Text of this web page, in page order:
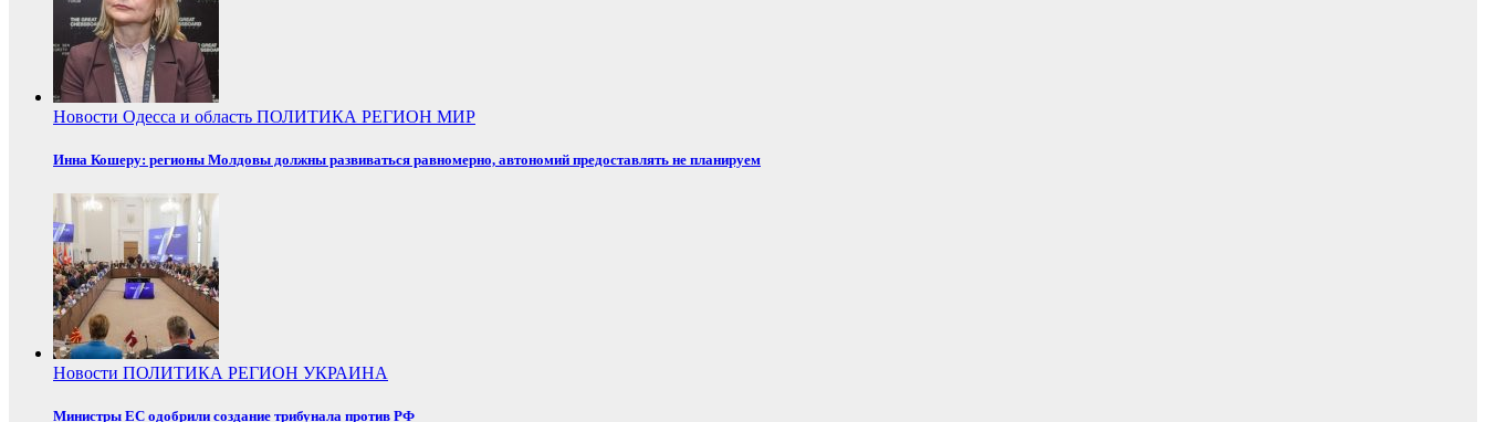
Новости Одесса и область ПОЛИТИКА РЕГИОН МИР
Инна Кошеру: регионы Молдовы должны развиваться равномерно, автономий предоставлять не планируем
Новости ПОЛИТИКА РЕГИОН УКРАИНА
Министры ЕС одобрили создание трибунала против РФ